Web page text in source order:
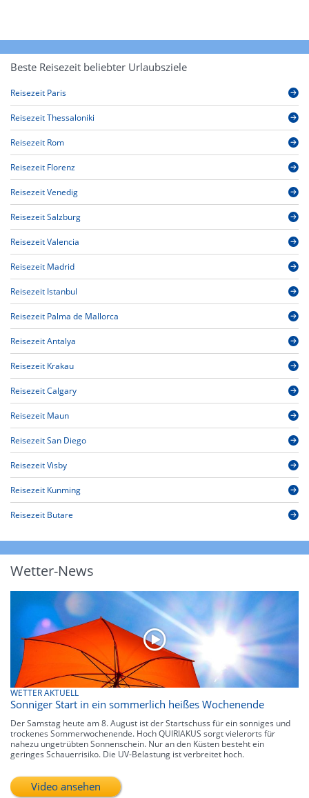
Beste Reisezeit beliebter Urlaubsziele
Reisezeit Paris
Reisezeit Thessaloniki
Reisezeit Rom
Reisezeit Florenz
Reisezeit Venedig
Reisezeit Salzburg
Reisezeit Valencia
Reisezeit Madrid
Reisezeit Istanbul
Reisezeit Palma de Mallorca
Reisezeit Antalya
Reisezeit Krakau
Reisezeit Calgary
Reisezeit Maun
Reisezeit San Diego
Reisezeit Visby
Reisezeit Kunming
Reisezeit Butare
Wetter-News
WETTER AKTUELL
Sonniger Start in ein sommerlich heißes Wochenende
Der Samstag heute am 8. August ist der Startschuss für ein sonniges und
trockenes Sommerwochenende. Hoch QUIRIAKUS sorgt vielerorts für
nahezu ungetrübten Sonnenschein. Nur an den Küsten besteht ein
geringes Schauerrisiko. Die UV-Belastung ist verbreitet hoch.
Video ansehen